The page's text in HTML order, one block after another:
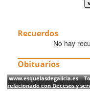
Recuerdos
No hay
Obituarios
www.esquelasdegalicia.es
relacionado con Decesos y